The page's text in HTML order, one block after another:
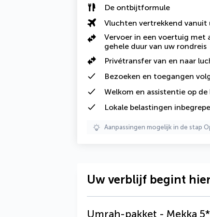
De ontbijtformule
Vluchten vertrekkend vanuit
Vervoer in een voertuig
gehele duur van uw rondreis
Privétransfer van en naar
Bezoeken en toegangen
Welkom en assistentie op
Lokale belastingen
Aanpassingen mogelijk in de stap
Uw verblijf begint
Umrah-pakket - Mekka 5*